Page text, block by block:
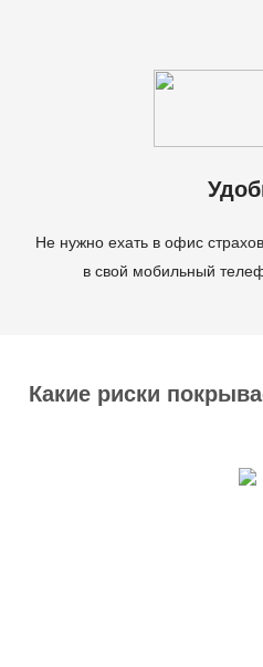
Не нужно ехать в офис
в свой мобильный
Какие риски